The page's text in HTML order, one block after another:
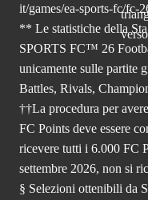
it/games/ea-sports-fc/fc-
** Le statistiche della
SPORTS FC™ 26
unicamente sulle partite
Battles, Rivals,
††La procedura per
FC Points deve essere
ricevere tutti i 6.000 FC
settembre 2026, non si
§ Selezioni ottenibili da